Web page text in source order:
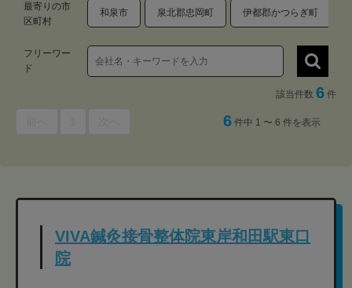
最寄りの市
区町村
和泉市 泉北郡忠岡町 伊都郡かつらぎ町
フリーワー
ド
該当件数 6 件
6 件中 1 〜 6 件を表示
VIVA鍼灸接骨整体院東岸和田駅東口
院